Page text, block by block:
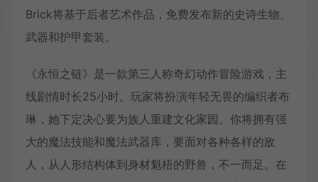
Brick将基于后者艺术作品，免费发布新的史诗生物、
武器和护甲套装。
《永恒之链》是一款第三人称奇幻动作冒险游戏，主
线剧情时长25小时。玩家将扮演年轻无畏的编织者布
琳，她下定决心要为族人重建文化家园。你将拥有强
大的魔法技能和魔法武器库，要面对各种各样的敌
人，从人形结构体到身材魁梧的野兽，不一而足。在